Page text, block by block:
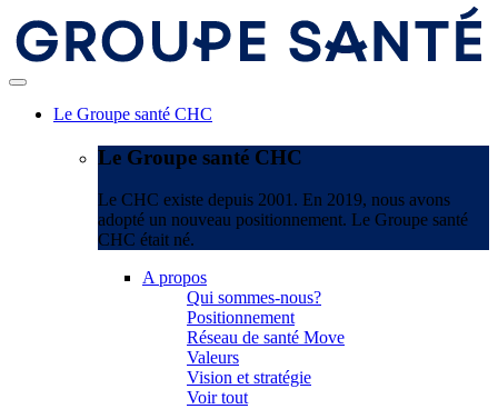
Le Groupe santé CHC
Le Groupe santé CHC
Le CHC existe depuis 2001. En 2019, nous avons
adopté un nouveau positionnement. Le Groupe santé
CHC était né.
A propos
Qui sommes-nous?
Positionnement
Réseau de santé Move
Valeurs
Vision et stratégie
Voir tout